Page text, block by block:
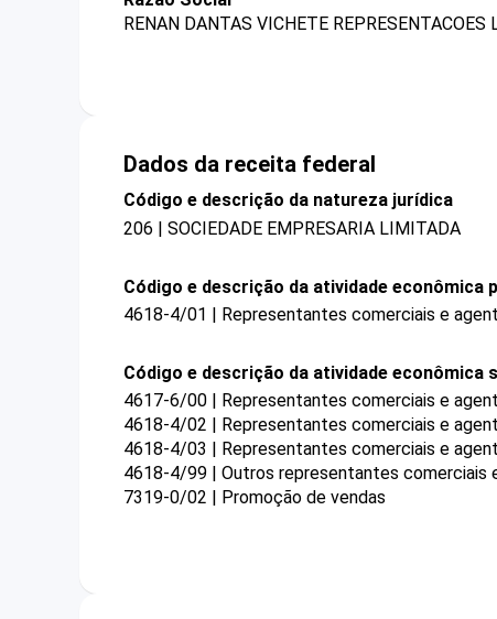
RENAN DANTAS VICHETE REPRESENTACOES
Dados da receita federal
Código e descrição da natureza jurídica
206 | SOCIEDADE EMPRESARIA LIMITADA
Código e descrição da atividade econômica
4618-4/01 | Representantes comerciais e
Código e descrição da atividade econômica
4617-6/00 | Representantes comerciais e
4618-4/02 | Representantes comerciais e
4618-4/03 | Representantes comerciais e
4618-4/99 | Outros representantes comerciais
7319-0/02 | Promoção de vendas